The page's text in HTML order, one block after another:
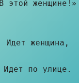
В этой женщине!»
Идет женщина,
Идет по улице.